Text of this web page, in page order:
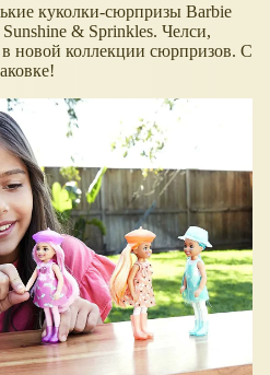
куколки-сюрпризы Barbie
& Sprinkles. Челси,
новой коллекции сюрпризов. С